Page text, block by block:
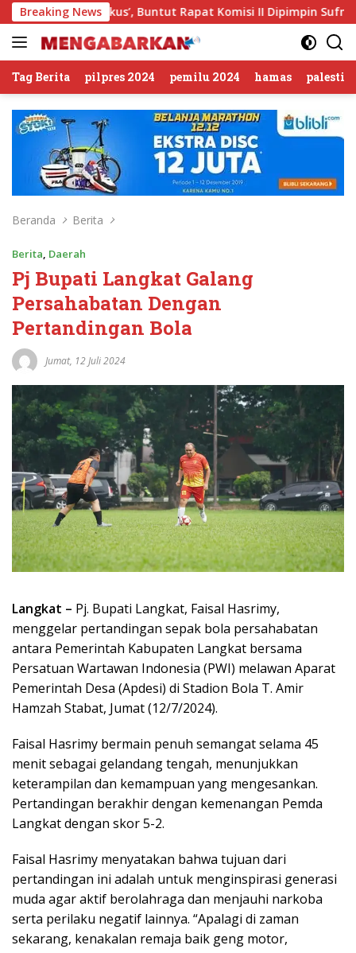
Langsung
ke
konten
Breaking News
Sirkus’, Buntut Rapat Komisi II Dipimpin Sufmi Dasco
Tag Berita pilpres 2024 pemilu 2024 hamas
Beranda Berita
Berita, Daerah
Pj Bupati Langkat Galang
Persahabatan Dengan
Pertandingan Bola
Jumat, 12 Juli 2024
Langkat – Pj. Bupati Langkat, Faisal Hasrimy,
menggelar pertandingan sepak bola persahabatan
antara Pemerintah Kabupaten Langkat bersama
Persatuan Wartawan Indonesia (PWI) melawan Aparat
Pemerintah Desa (Apdesi) di Stadion Bola T. Amir
Hamzah Stabat, Jumat (12/7/2024).
Faisal Hasrimy bermain penuh semangat selama 45
menit sebagai gelandang tengah, menunjukkan
keterampilan dan kemampuan yang mengesankan.
Pertandingan berakhir dengan kemenangan Pemda
Langkat dengan skor 5-2.
Faisal Hasrimy menyatakan bahwa tujuan dari
pertandingan ini adalah untuk menginspirasi generasi
muda agar aktif berolahraga dan menjauhi narkoba
serta perilaku negatif lainnya. “Apalagi di zaman
sekarang, kenakalan remaja baik geng motor,